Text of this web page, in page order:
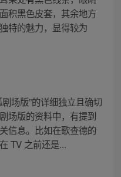
积黑色皮套，其余地方
特的魅力，显得较为
场版”的详细独立且确切
场版的资料中，有提到
信息。比如在歌查德的
TV 之前还是...